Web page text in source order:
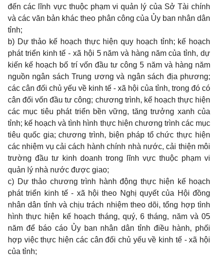
đến các lĩnh vực thuộc phạm vi quản lý của Sở Tài chính
và các văn bản khác theo phân công của Ủy ban nhân dân
tỉnh;
b) Dự thảo kế hoạch thực hiện quy hoạch tỉnh; kế hoạch
phát triển kinh tế - xã hội 5 năm và hàng năm của tỉnh, dự
kiến kế hoạch bố trí vốn đầu tư công 5 năm và hàng năm
nguồn ngân sách Trung ương và ngân sách địa phương;
các cân đối chủ yếu về kinh tế - xã hội của tỉnh, trong đó có
cân đối vốn đầu tư công; chương trình, kế hoạch thực hiện
các mục tiêu phát triển bền vững, tăng trưởng xanh của
tỉnh; kế hoạch và tình hình thực hiện chương trình các mục
tiêu quốc gia; chương trình, biện pháp tổ chức thực hiện
các nhiệm vụ cải cách hành chính nhà nước, cải thiện môi
trường đầu tư kinh doanh trong lĩnh vực thuộc phạm vi
quản lý nhà nước được giao;
c) Dự thảo chương trình hành động thực hiện kế hoạch
phát triển kinh tế - xã hội theo Nghị quyết của Hội đồng
nhân dân tỉnh và chịu trách nhiệm theo dõi, tổng hợp tình
hình thực hiện kế hoạch tháng, quý, 6 tháng, năm và 05
năm để báo cáo Ủy ban nhân dân tỉnh điều hành, phối
hợp việc thực hiện các cân đối chủ yếu về kinh tế - xã hội
của tỉnh;